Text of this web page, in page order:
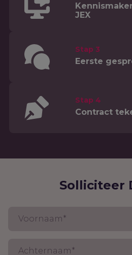
JEX
Stap 3
Eerste
Stap 4
Contract
Solliciteer